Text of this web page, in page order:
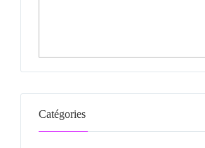
Catégories